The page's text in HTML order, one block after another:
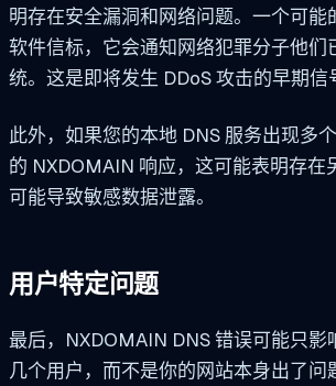
明存在安全漏洞和网络问题。一个可能
软件信标，它会通知网络犯罪分子他们
统。这是即将发生 DDoS 攻击的早期信
此外，如果您的本地 DNS 服务出现多
的 NXDOMAIN 响应，这可能表明存在
可能导致敏感数据泄露。
用户特定问题
最后，NXDOMAIN DNS 错误可能只影
几个用户，而不是你的网站本身出了问